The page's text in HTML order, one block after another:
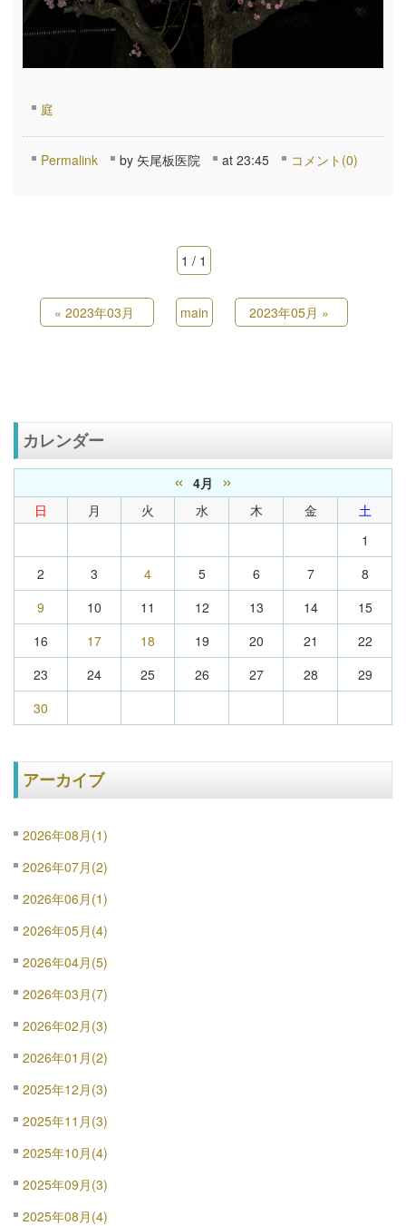
庭
Permalink by 矢尾板医院 at 23:45 コメント(0)
1 / 1
«2023年03月 main 2023年05月 »
カレンダー
« 4月 »
日 月 火 水 木 金
土
1
2
3 4 5 6 7
8
9
10 11 12 13 14
15
16
17 18 19 20 21
22
23
24 25 26 27 28
29
30
アーカイブ
2026年08月(1)
2026年07月(2)
2026年06月(1)
2026年05月(4)
2026年04月(5)
2026年03月(7)
2026年02月(3)
2026年01月(2)
2025年12月(3)
2025年11月(3)
2025年10月(4)
2025年09月(3)
2025年08月(4)